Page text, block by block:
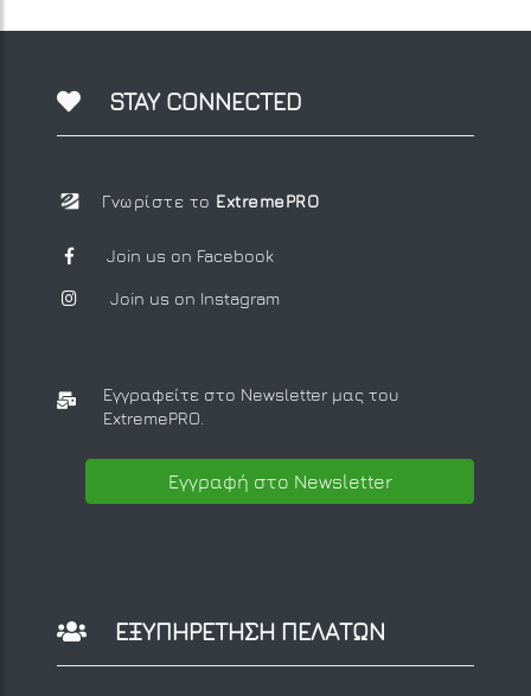
STAY CONNECTED
Γνωρίστε το ExtremePRO
Join us on Facebook
Join us on Instagram
Εγγραφείτε στο Newsletter μας του
ExtremePRO.
Εγγραφή στο Newsletter
ΕΞΥΠΗΡΕΤΗΣΗ ΠΕΛΑΤΩΝ